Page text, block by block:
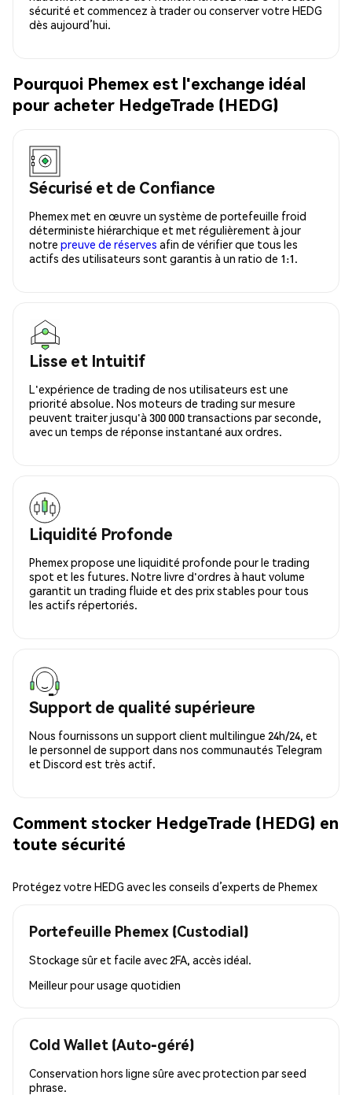
sécurité et commencez à trader ou conserver votre HEDG
dès aujourd’hui.
Pourquoi Phemex est l'exchange idéal
pour acheter HedgeTrade (HEDG)
Sécurisé et de Confiance
Phemex met en œuvre un système de portefeuille froid
déterministe hiérarchique et met régulièrement à jour
notre preuve de réserves afin de vérifier que tous les
actifs des utilisateurs sont garantis à un ratio de 1:1.
Lisse et Intuitif
L'expérience de trading de nos utilisateurs est une
priorité absolue. Nos moteurs de trading sur mesure
peuvent traiter jusqu'à 300 000 transactions par seconde,
avec un temps de réponse instantané aux ordres.
Liquidité Profonde
Phemex propose une liquidité profonde pour le trading
spot et les futures. Notre livre d'ordres à haut volume
garantit un trading fluide et des prix stables pour tous
les actifs répertoriés.
Support de qualité supérieure
Nous fournissons un support client multilingue 24h/24, et
le personnel de support dans nos communautés Telegram
et Discord est très actif.
Comment stocker HedgeTrade (HEDG) en
toute sécurité
Protégez votre HEDG avec les conseils d’experts de Phemex
Portefeuille Phemex (Custodial)
Stockage sûr et facile avec 2FA, accès idéal.
Meilleur pourusage quotidien
Cold Wallet (Auto-géré)
Conservation hors ligne sûre avec protection par seed
phrase.